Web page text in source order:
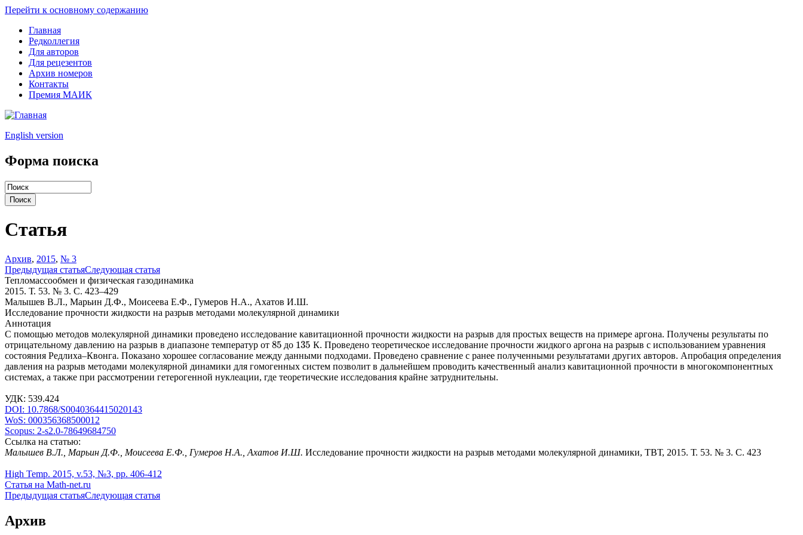
Перейти к основному содержанию
Главная
Редколлегия
Для авторов
Для рецезентов
Архив номеров
Контакты
Премия МАИК
English version
Форма поиска
Статья
Архив, 2015, № 3
Предыдущая статьяСледующая статья
Тепломассообмен и физическая газодинамика
2015. Т. 53. № 3. С. 423–429
Малышев В.Л., Марьин Д.Ф., Моисеева Е.Ф., Гумеров Н.А., Ахатов И.Ш.
Исследование прочности жидкости на разрыв методами молекулярной динамики
Аннотация
С помощью методов молекулярной динамики проведено исследование кавитационной прочности жидкости на разрыв для простых веществ на примере аргона. Получены результаты по
отрицательному давлению на разрыв в диапазоне температур от 85
85 до 135
135 К. Проведено теоретическое исследование прочности жидкого аргона на разрыв с использованием уравнения
состояния Редлиха–Квонга. Показано хорошее согласование между данными подходами. Проведено сравнение с ранее полученными результатами других авторов. Апробация определения
давления на разрыв методами молекулярной динамики для гомогенных систем позволит в дальнейшем проводить качественный анализ кавитационной прочности в многокомпонентных
системах, а также при рассмотрении гетерогенной нуклеации, где теоретические исследования крайне затруднительны.
УДК: 539.424
DOI: 10.7868/S0040364415020143
WoS: 000356368500012
Scopus: 2-s2.0-78649684750
Ссылка на статью:
Малышев В.Л., Марьин Д.Ф., Моисеева Е.Ф., Гумеров Н.А., Ахатов И.Ш. Исследование прочности жидкости на разрыв методами молекулярной динамики, ТВТ, 2015. Т. 53. № 3. С. 423
High Temp. 2015, v.53, №3, pp. 406-412
Статья на Math-net.ru
Предыдущая статьяСледующая статья
Архив